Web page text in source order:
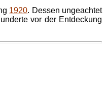
1920. Dessen ungeachtet
vor der Entdeckung